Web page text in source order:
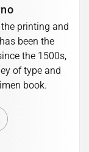
printing and
been the
the 1500s,
of type and
book.